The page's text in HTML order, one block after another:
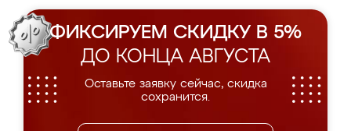
ФИКСИРУЕМ СКИДКУ В 5%
ДО КОНЦА АВГУСТА
Оставьте заявку сейчас, скидка
сохранится.